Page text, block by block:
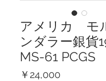
アメリカ モ
ンダラー銀貨
MS-61 PCGS
￥24,000